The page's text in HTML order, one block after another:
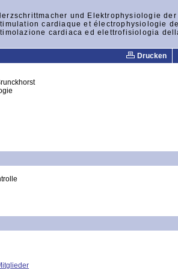
und Elektrophysiologie der
cardiaque et électrophysiologie
cardiaca ed elettrofisiologia
Drucken